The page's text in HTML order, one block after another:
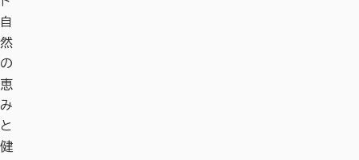
自
然
の
恵
み
と
健